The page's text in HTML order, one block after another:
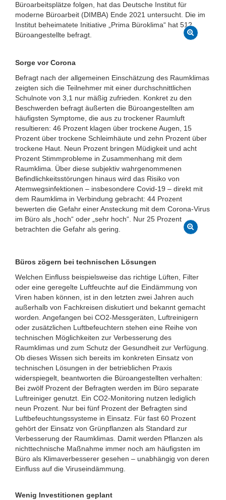
Büroarbeitsplätze folgen, hat das Deutsche Institut für
moderne Büroarbeit (DIMBA) Ende 2021 untersucht. Die im
Institut beheimatete Initiative „Prima Büroklima“ hat 512
Büroangestellte befragt.
Sorge vor Corona
Befragt nach der allgemeinen Einschätzung des Raumklimas
zeigten sich die Teilnehmer mit einer durchschnittlichen
Schulnote von 3,1 nur mäßig zufrieden. Konkret zu den
Beschwerden befragt äußerten die Büroangestellten am
häufigsten Symptome, die aus zu trockener Raumluft
resultieren: 46 Prozent klagen über trockene Augen, 15
Prozent über trockene Schleimhäute und zehn Prozent über
trockene Haut. Neun Prozent bringen Müdigkeit und acht
Prozent Stimmprobleme in Zusammenhang mit dem
Raumklima. Über diese subjektiv wahrgenommenen
Befindlichkeitsstörungen hinaus wird das Risiko von
Atemwegsinfektionen – insbesondere Covid-19 – direkt mit
dem Raumklima in Verbindung gebracht: 44 Prozent
bewerten die Gefahr einer Ansteckung mit dem Corona-Virus
im Büro als „hoch“ oder „sehr hoch“. Nur 25 Prozent
betrachten die Gefahr als gering.
Büros zögern bei technischen Lösungen
Welchen Einfluss beispielsweise das richtige Lüften, Filter
oder eine geregelte Luftfeuchte auf die Eindämmung von
Viren haben können, ist in den letzten zwei Jahren auch
außerhalb von Fachkreisen diskutiert und bekannt gemacht
worden. Angefangen bei CO2-Messgeräten, Luftreinigern
oder zusätzlichen Luftbefeuchtern stehen eine Reihe von
technischen Möglichkeiten zur Verbesserung des
Raumklimas und zum Schutz der Gesundheit zur Verfügung.
Ob dieses Wissen sich bereits im konkreten Einsatz von
technischen Lösungen in der betrieblichen Praxis
widerspiegelt, beantworten die Büroangestellten verhalten:
Bei zwölf Prozent der Befragten werden im Büro separate
Luftreiniger genutzt. Ein CO2-Monitoring nutzen lediglich
neun Prozent. Nur bei fünf Prozent der Befragten sind
Luftbefeuchtungssysteme in Einsatz. Für fast 60 Prozent
gehört der Einsatz von Grünpflanzen als Standard zur
Verbesserung der Raumklimas. Damit werden Pflanzen als
nichttechnische Maßnahme immer noch am häufigsten im
Büro als Klimaverbesserer gesehen – unabhängig von deren
Einfluss auf die Viruseindämmung.
Wenig Investitionen geplant